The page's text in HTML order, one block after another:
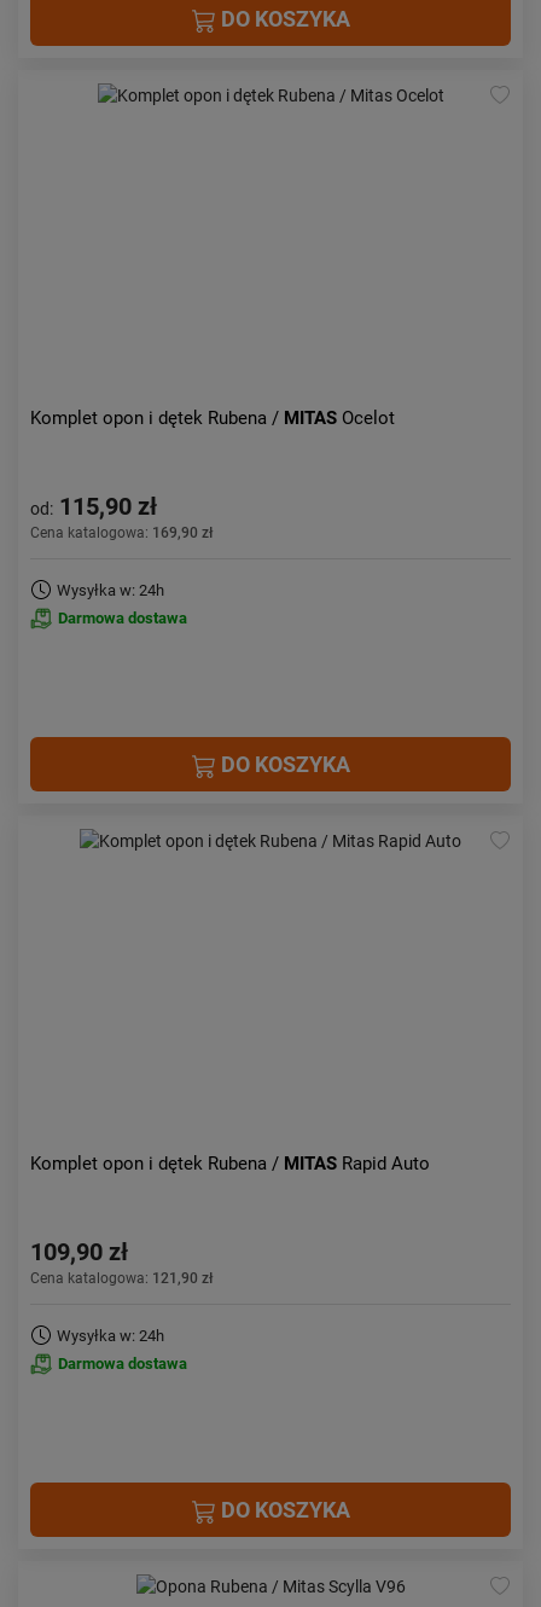
DO KOSZYKA
Komplet opon i dętek Rubena / MITAS Ocelot
od: 115,90 zł
Cena katalogowa: 169,90 zł
Wysyłka w: 24h
Darmowa dostawa
DO KOSZYKA
Komplet opon i dętek Rubena / MITAS Rapid Auto
109,90 zł
Cena katalogowa: 121,90 zł
Wysyłka w: 24h
Darmowa dostawa
DO KOSZYKA